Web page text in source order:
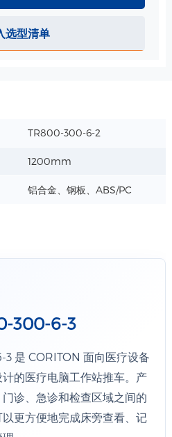
选型清单
TR800-300-6-2
1200mm
铝合金、钢板、ABS/PC
300-6-3
是 CORITON 面向医疗设备
的医疗电脑工作站推车。产
诊、急诊和检查区域之间的
更方便地完成床旁查看、记